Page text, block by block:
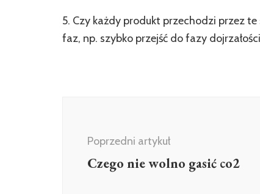
5. Czy każdy produkt przechodzi przez
faz, np. szybko przejść do fazy
Poprzedni artykuł
Czego nie wolno gasić co2